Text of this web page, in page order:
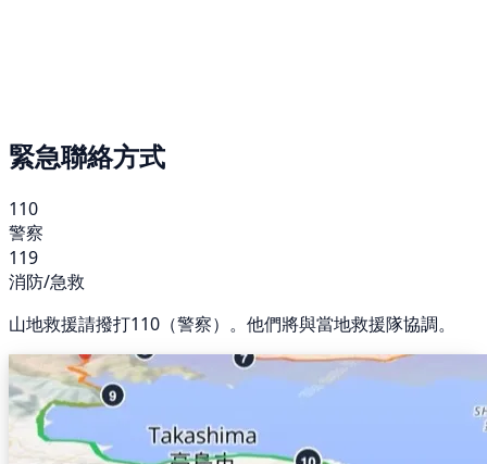
緊急聯絡方式
110
警察
119
消防/急救
山地救援請撥打110（警察）。他們將與當地救援隊協調。